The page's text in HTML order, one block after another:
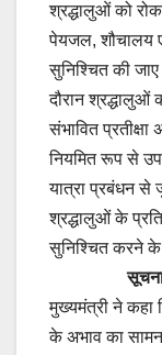
श्रद्धालुओं को
पेयजल, शौचालय
सुनिश्चित की
दौरान
संभावित
नियमित रूप से
यात्रा प्रबंधन से
श्रद्धालुओं के
सुनिश्चित करने के
मुख्यमंत्री ने कहा
के अभाव का